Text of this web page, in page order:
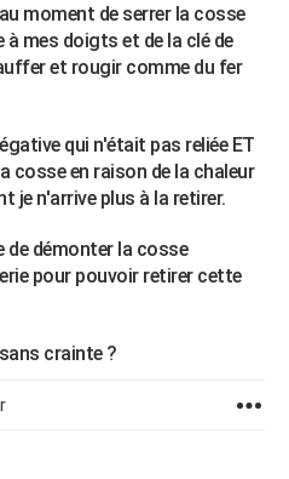
moment de serrer la cosse
à mes doigts et de la clé de
et rougir comme du fer
qui n'était pas reliée ET
cosse en raison de la chaleur
je n'arrive plus à la retirer.
de démonter la cosse
pour pouvoir retirer cette
crainte ?